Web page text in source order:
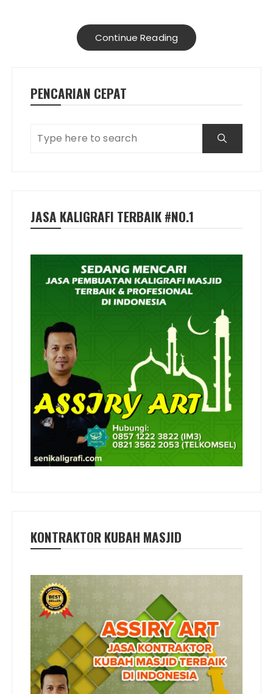
Continue Reading
PENCARIAN CEPAT
JASA KALIGRAFI TERBAIK #NO.1
KONTRAKTOR KUBAH MASJID